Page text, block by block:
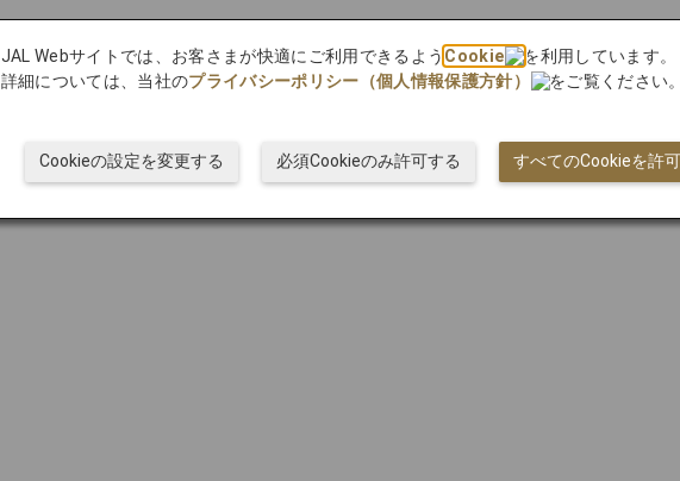
JAL Webサイトでは、お客さまが快適にご利用できるようCookie
を利用しています。
詳細については、当社のプライバシーポリシー（個人情報保護方針） をご覧ください。
すべてのCookieを許
必須Cookieのみ許可する
Cookieの設定を変更する